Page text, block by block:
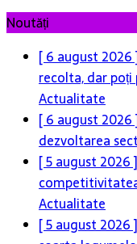
Noutăți
[ 6 august 2026
recolta, dar
Actualitate
[ 6 august 2026
dezvoltarea
[ 5 august 2026 ]
Actualitate
[ 5 august 2026 ]